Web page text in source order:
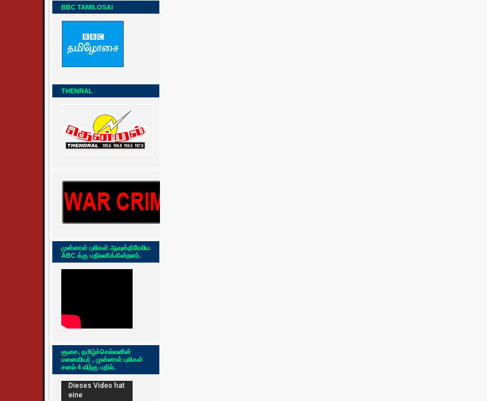
BBC TAMILOSAI
THENRAL
முன்னாள் புலிகள் ஆவுஸ்திரேலிய
ABC க்கு பதிலளிக்கின்றனர்.
சூசை, தமிழ்ச்செல்வனின்
மனைவியர் , முன்னாள் புலிகள்
சனல் 4 விற்கு பதில்.